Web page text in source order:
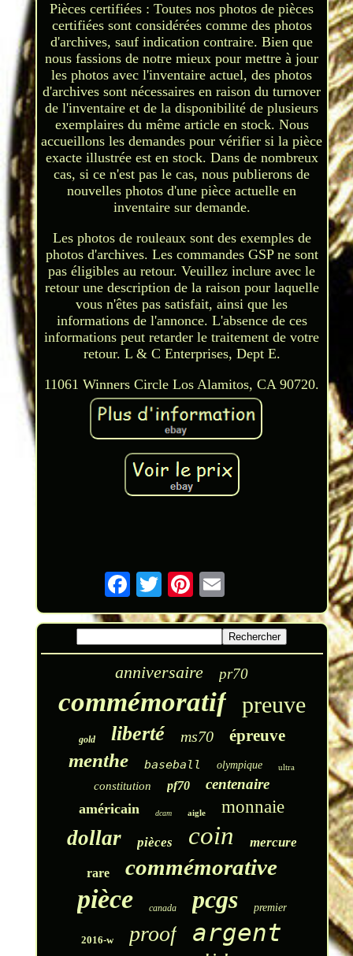
Pièces certifiées : Toutes nos photos de pièces
certifiées sont considérées comme des photos
d'archives, sauf indication contraire. Bien que
nous fassions de notre mieux pour mettre à jour
les photos avec l'inventaire actuel, des photos
d'archives sont nécessaires en raison du turnover
de l'inventaire et de la disponibilité de plusieurs
exemplaires du même article en stock. Nous
accueillons les demandes pour vérifier si la pièce
exacte illustrée est en stock. Dans de nombreux
cas, si ce n'est pas le cas, nous publierons de
nouvelles photos d'une pièce actuelle en
inventaire sur demande.
Les photos de rouleaux sont des exemples de
photos d'archives. Les commandes GSP ne sont
pas éligibles au retour. Veuillez inclure avec le
retour une description de la raison pour laquelle
vous n'êtes pas satisfait, ainsi que les
informations de l'annonce. L'absence de ces
informations peut retarder le traitement de votre
retour. L & C Enterprises, Dept E.
11061 Winners Circle Los Alamitos, CA 90720.
anniversaire pr70
commémoratif preuve
gold liberté ms70 épreuve
menthe baseball olympique ultra
constitution pf70 centenaire
américain dcam aigle monnaie
dollar pièces coin mercure
rare commémorative
pièce canada pcgs premier
2016-w proof argent